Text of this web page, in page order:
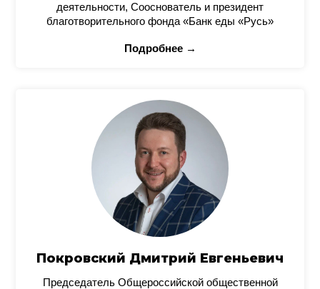
деятельности, Сооснователь и президент
благотворительного фонда «Банк еды «Русь»
Подробнее →
Покровский Дмитрий Евгеньевич
Председатель Общероссийской общественной